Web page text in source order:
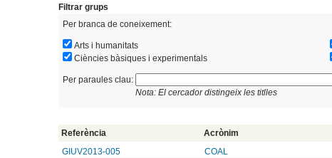
Filtrar grups
Per branca de coneixement:
Arts i humanitats
Ciències bàsiques i experimentals
Per paraules clau:
Nota: El cercador distingeix les titlles
Referència Acrònim
GIUV2013-005
COAL